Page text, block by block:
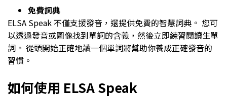
免費詞典
ELSA Speak 不僅支援發音，還提供免費的智慧詞典。 您可
以透過發音或圖像找到單詞的含義，然後立即練習閱讀生單
詞。 從頭開始正確地讀一個單詞將幫助你養成正確發音的
習慣。
如何使用 ELSA Speak